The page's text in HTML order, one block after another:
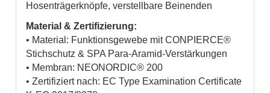
Hosenträgerknöpfe, verstellbare Beinenden
Material & Zertifizierung:
• Material: Funktionsgewebe mit CONPIERCE®
Stichschutz & SPA Para-Aramid-Verstärkungen
• Membran: NEONORDIC® 200
• Zertifiziert nach: EC Type Examination Certificate